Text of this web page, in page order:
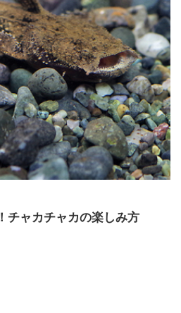
チャカチャカの楽しみ方